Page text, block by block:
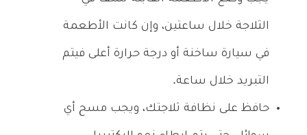
الثلاجة خلال ساعتين، وإن كانت الأطعمة
في سيارة ساخنة أو درجة حرارة أعلى فيتم
التبريد خلال ساعة.
حافظ على نظافة ثلاجتك، ويجب مسح أي